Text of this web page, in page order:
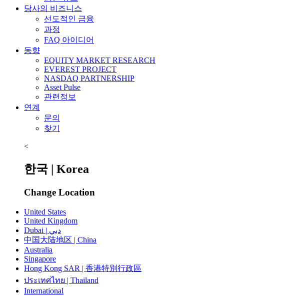
당사의 비즈니스
선도적인 금융
과정
FAQ 아이디어
동향
EQUITY MARKET RESEARCH
EVEREST PROJECT
NASDAQ PARTNERSHIP
Asset Pulse
관련정보
연계
문의
찾기
<
한국 | Korea
Change Location
United States
United Kingdom
Dubai | دبي
中国大陆地区 | China
Australia
Singapore
Hong Kong SAR | 香港特別行政區
ประเทศไทย | Thailand
International